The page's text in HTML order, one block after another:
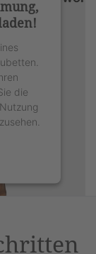
die